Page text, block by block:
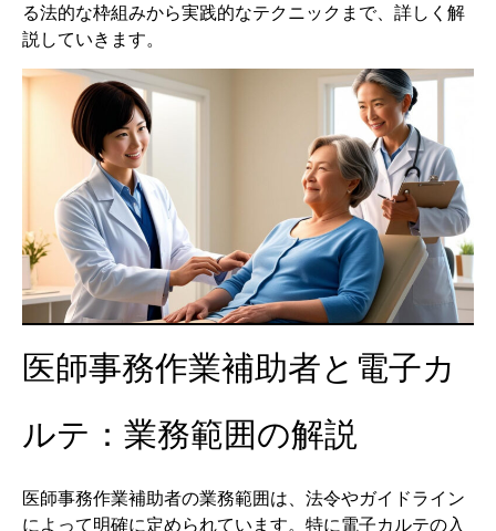
る法的な枠組みから実践的なテクニックまで、詳しく解
説していきます。
医師事務作業補助者と電子カ
ルテ：業務範囲の解説
医師事務作業補助者の業務範囲は、法令やガイドライン
によって明確に定められています。特に電子カルテの入